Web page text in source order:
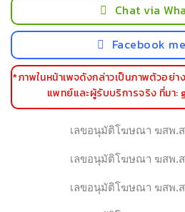
Chat via
Facebook
*ภาพในหน้าเพจดังกล่าวเป็นภาพตัวอย่า
แพทย์และผู้รับบริการจริง ที่มา:
เลขอนุมัติโฆษณา ฆสพ.ส
เลขอนุมัติโฆษณา ฆสพ.ส
เลขอนุมัติโฆษณา ฆสพ.ส